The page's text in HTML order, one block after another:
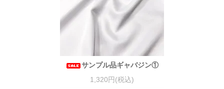
サンプル品ギャバジン①
1,320円(税込)